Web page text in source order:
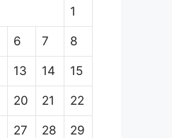
1
6 7 8
13 14 15
20 21 22
27 28 29